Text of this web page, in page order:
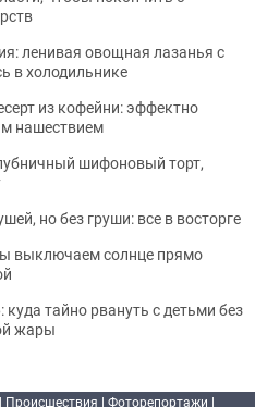
ленивая овощная лазанья с
в холодильнике
из кофейни: эффектно
нашествием
шифоновый торт,
но без груши: все в восторге
выключаем солнце прямо
тайно рвануть с детьми без
жары
| Происшествия | Фоторепортажи |